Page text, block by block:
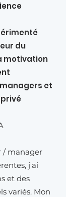
du
motivation
et
/ manager
j'ai
et des
variés. Mon